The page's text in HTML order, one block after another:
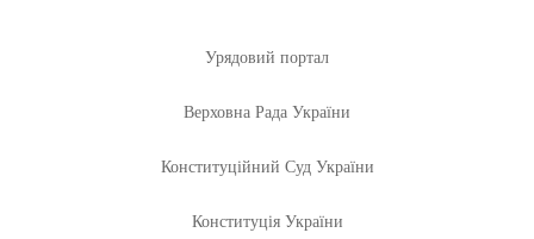
Урядовий портал
Верховна Рада України
Конституційний Суд України
Конституція України